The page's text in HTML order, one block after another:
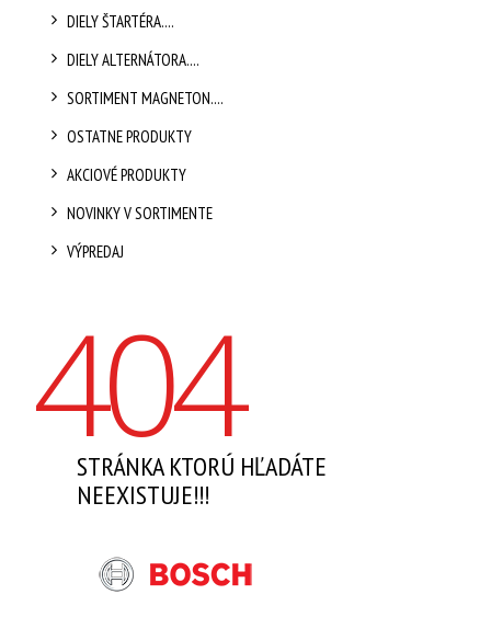
DIELY ŠTARTÉRA....
DIELY ALTERNÁTORA....
SORTIMENT MAGNETON....
OSTATNE PRODUKTY
AKCIOVÉ PRODUKTY
NOVINKY V SORTIMENTE
VÝPREDAJ
404
STRÁNKA KTORÚ HĽADÁTE
NEEXISTUJE!!!